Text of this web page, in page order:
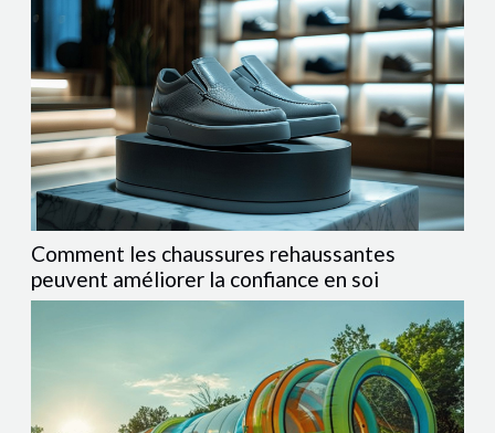
Comment les chaussures rehaussantes
peuvent améliorer la confiance en soi